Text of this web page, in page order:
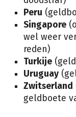
Peru
Singapore
wel weer
reden)
Turkije
Uruguay
Zwitserland
geldboete